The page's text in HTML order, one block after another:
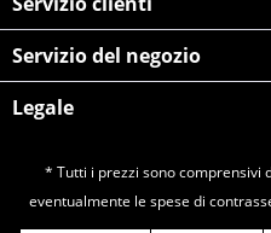
Servizio del negozio
Legale
* Tutti i prezzi sono comprensivi
eventualmente le spese di